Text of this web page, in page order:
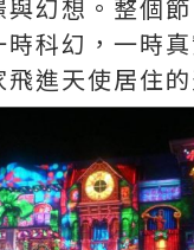
幻想。整個
科幻，一時
進天使居住的